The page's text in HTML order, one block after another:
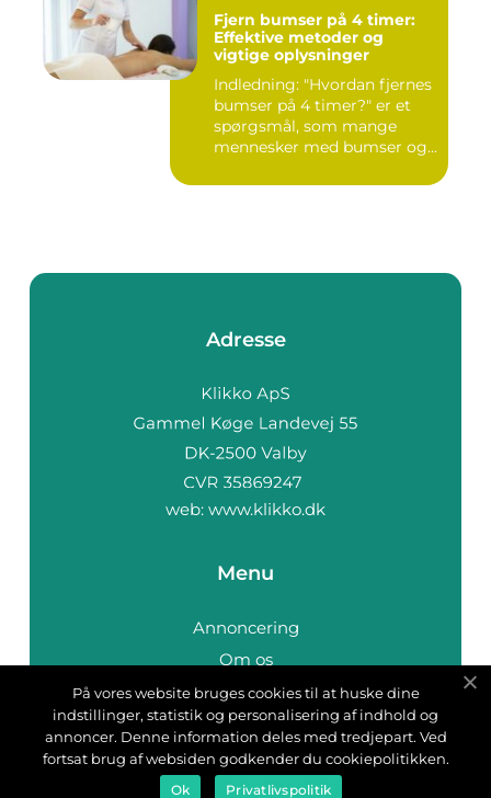
Fjern bumser på 4 timer:
Effektive metoder og
vigtige oplysninger
Indledning: "Hvordan fjernes
bumser på 4 timer?" er et
spørgsmål, som mange
mennesker med bumser og...
Adresse
web: www.klikko.dk
Menu
Annoncering
Om os
Cookies
Kontakt os
Sitemap
På vores website bruges cookies til at huske dine
indstillinger, statistik og personalisering af indhold og
annoncer. Denne information deles med tredjepart. Ved
fortsat brug af websiden godkender du cookiepolitikken.
Ok Privatlivspolitik